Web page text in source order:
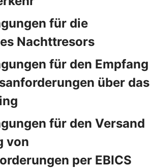
für die
Nachttresors
für den Empfang
über das
für den Versand
von
per EBICS